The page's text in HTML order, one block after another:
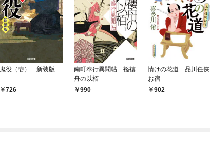
鬼役（壱） 新装版
726
南町奉行異聞帖 襤褸
舟の以栢
990
情けの花道 品川任侠
お宿
902